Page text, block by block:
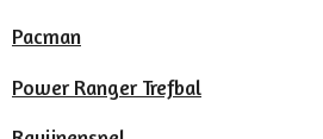
Pacman
Power Ranger Trefbal